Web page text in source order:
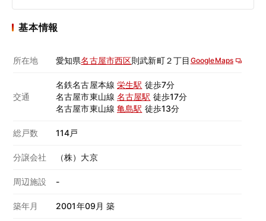
基本情報
所在地 愛知県名古屋市西区則武新町２丁目 GoogleMaps
交通
名鉄名古屋本線 栄生駅 徒歩7分
名古屋市東山線 名古屋駅 徒歩17分
名古屋市東山線 亀島駅 徒歩13分
総戸数 114戸
分譲会社 （株）大京
周辺施設 -
築年月 2001年09月 築